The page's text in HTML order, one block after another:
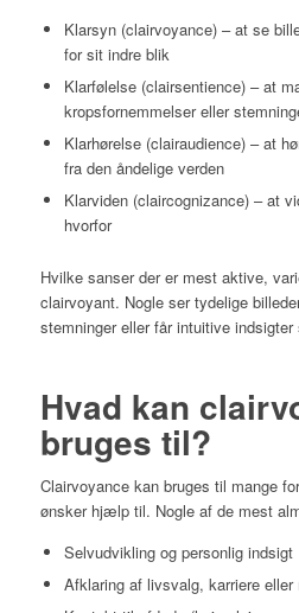
Klarsyn (clairvoyance) – at se
for sit indre blik
Klarfølelse (clairsentience) – at
kropsfornemmelser eller
Klarhørelse (clairaudience) – at
fra den åndelige verden
Klarviden (claircognizance) – at
hvorfor
Hvilke sanser der er mest aktive,
clairvoyant. Nogle ser tydelige
stemninger eller får intuitive
Hvad kan
bruges til?
Clairvoyance kan bruges til mange
ønsker hjælp til. Nogle af de mest
Selvudvikling og personlig indsigt
Afklaring af livsvalg, karriere eller